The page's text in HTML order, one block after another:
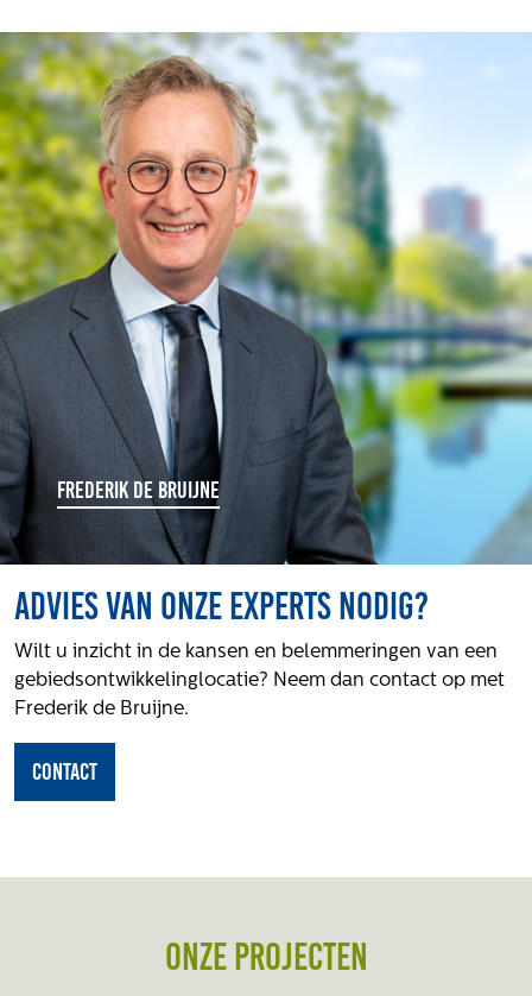
FREDERIK DE BRUIJNE
Advies van onze experts nodig?
Wilt u inzicht in de kansen en belemmeringen van een
gebiedsontwikkelinglocatie? Neem dan contact op met
Frederik de Bruijne.
contact
Onze projecten